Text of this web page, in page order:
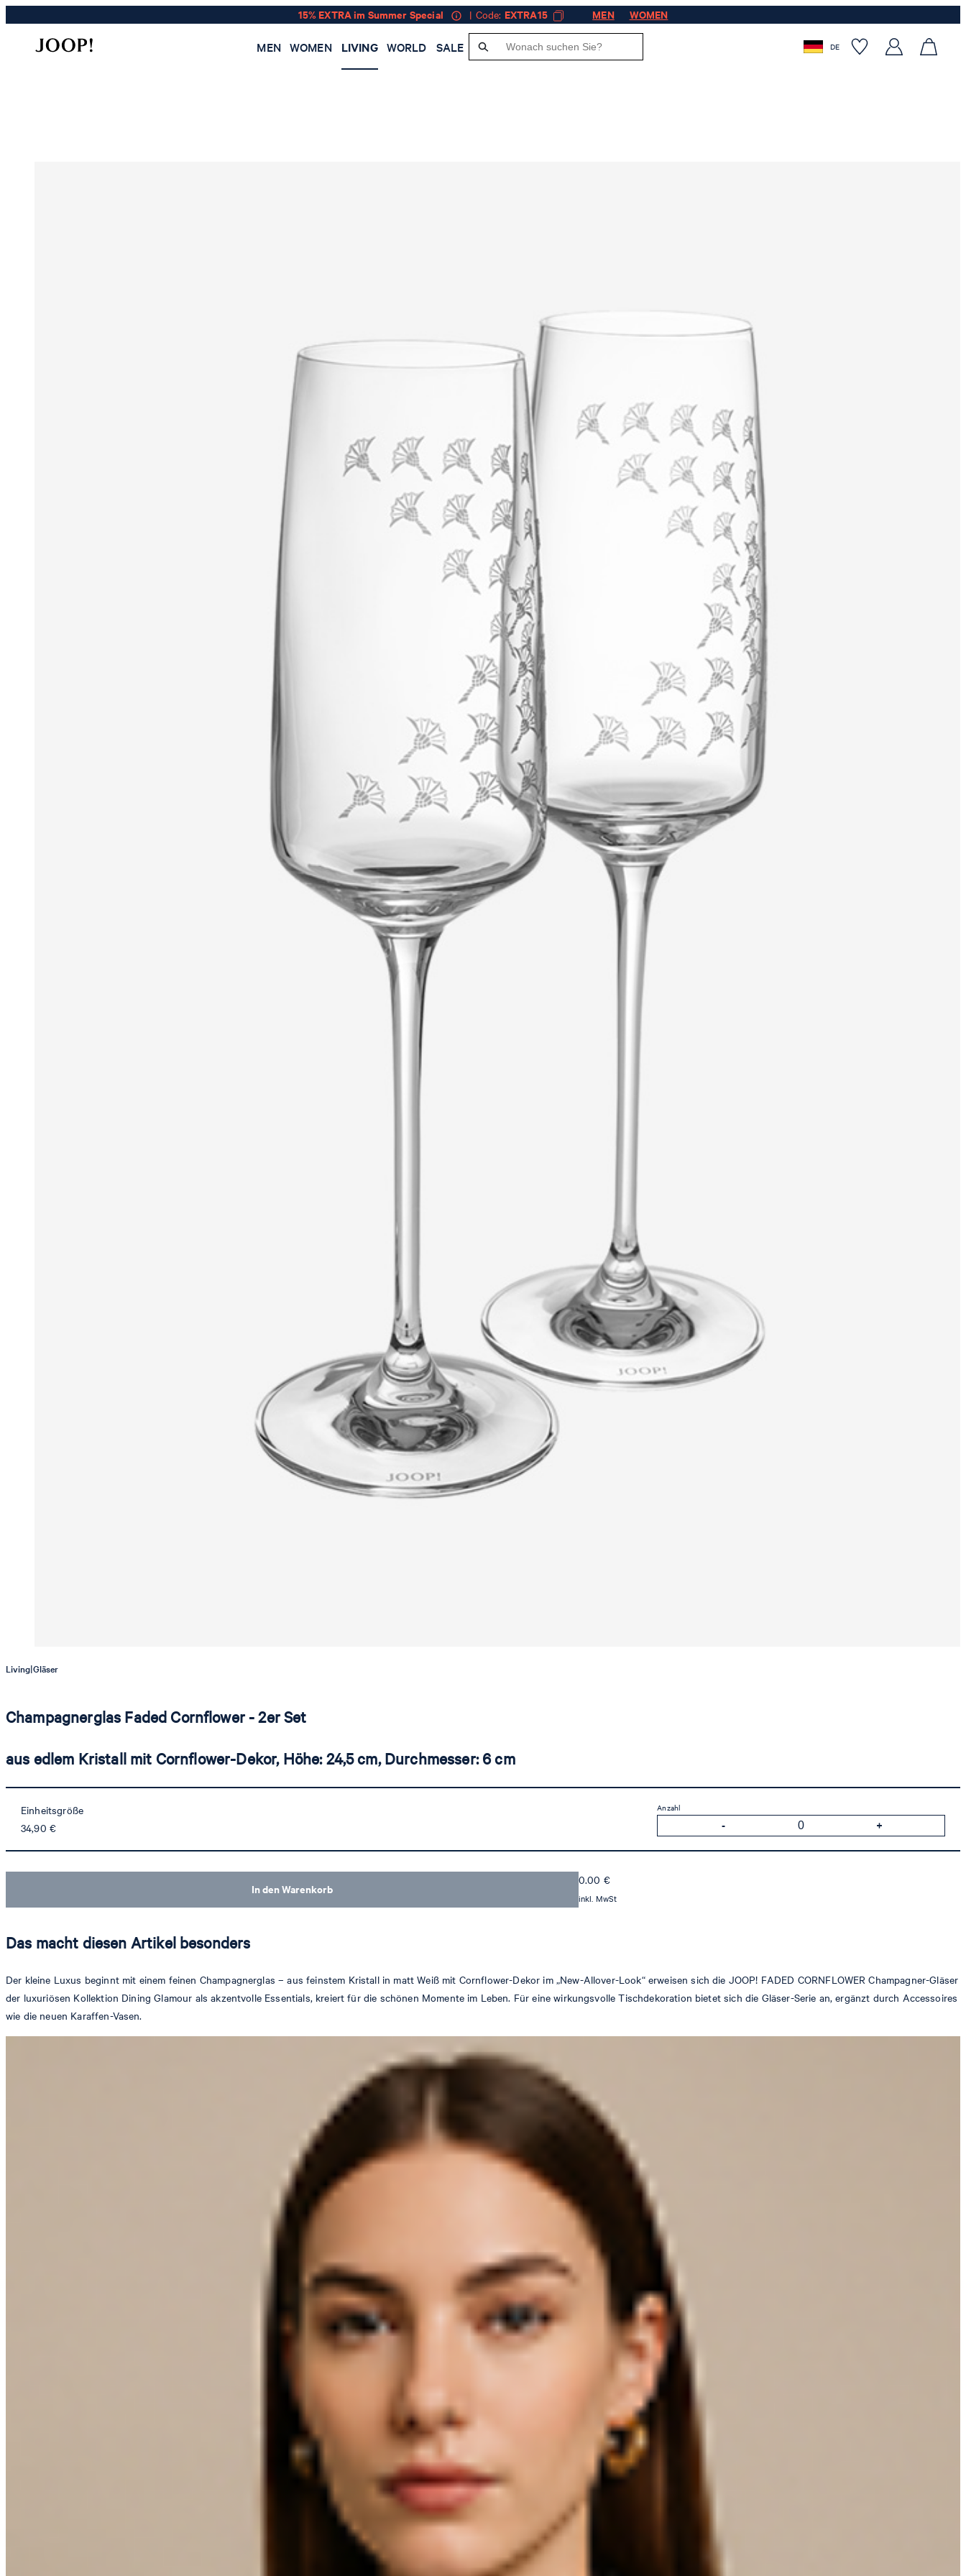
15% EXTRA im Summer Special | Code: EXTRA15 MEN WOMEN
MEN WOMEN LIVING WORLD SALE DE
Living|Gläser
Champagnerglas Faded Cornflower - 2er Set
aus edlem Kristall mit Cornflower-Dekor, Höhe: 24,5 cm, Durchmesser: 6 cm
Einheitsgröße
34,90 €
Anzahl
In den Warenkorb
0.00 €
inkl. MwSt
Das macht diesen Artikel besonders
Der kleine Luxus beginnt mit einem feinen Champagnerglas – aus feinstem Kristall in matt Weiß mit Cornflower-Dekor im „New-Allover-Look“ erweisen sich die JOOP! FADED CORNFLOWER Champagner-Gläser
der luxuriösen Kollektion Dining Glamour als akzentvolle Essentials, kreiert für die schönen Momente im Leben. Für eine wirkungsvolle Tischdekoration bietet sich die Gläser-Serie an, ergänzt durch Accessoires
wie die neuen Karaffen-Vasen.